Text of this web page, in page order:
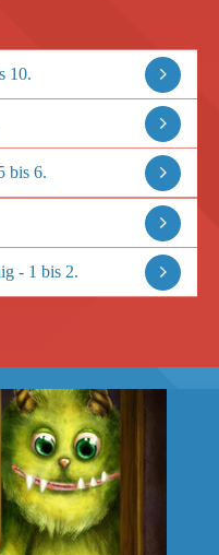
10.
bis 6.
- 1 bis 2.